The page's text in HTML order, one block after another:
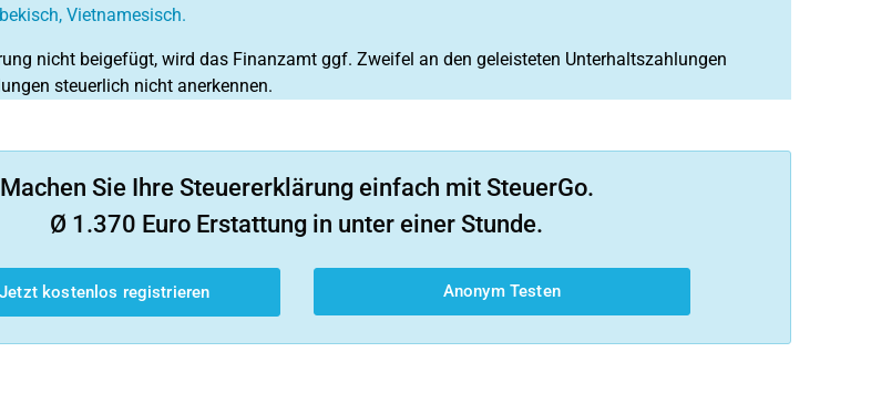
Vietnamesisch.
nicht beigefügt, wird das Finanzamt ggf. Zweifel an den geleisteten Unterhaltszahlungen
steuerlich nicht anerkennen.
Machen Sie Ihre Steuererklärung einfach mit SteuerGo.
Ø 1.370 Euro Erstattung in unter einer Stunde.
Jetzt kostenlos registrieren Anonym Testen